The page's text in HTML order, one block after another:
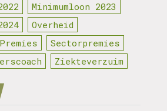
Minimumloon 2023
Overheid
Premies
Sectorpremies
Ziekteverzuim